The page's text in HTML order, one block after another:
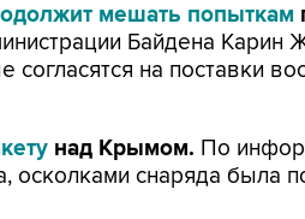
мешать попыткам
Байдена Карин
согласятся на поставки
над Крымом. По
осколками снаряда была